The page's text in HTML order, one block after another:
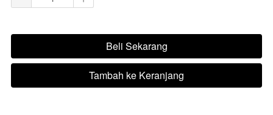
`Beli Sekarang
`
Tambah ke Keranjang